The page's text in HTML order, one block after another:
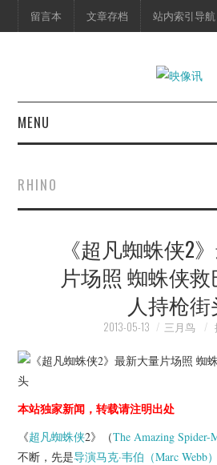
留言本 文章存档 站内索引导航
MENU
映像快讯
预告片
海报剧照
杂七杂八
美剧英剧
电影档期
RHINO
《超凡蜘蛛侠2
片场照 蜘蛛侠
人持枪街
2013-05-13 三月鸟
本站独家新闻，转载请注明出处
《超凡蜘蛛侠2》（The Amazing Spider-
不断，先是导演马克·韦伯（Marc Webb